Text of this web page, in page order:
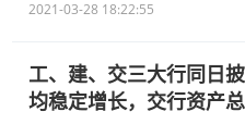
2021-03-28 18:22:55
工、建、交三大行同日
均稳定增长，交行资产